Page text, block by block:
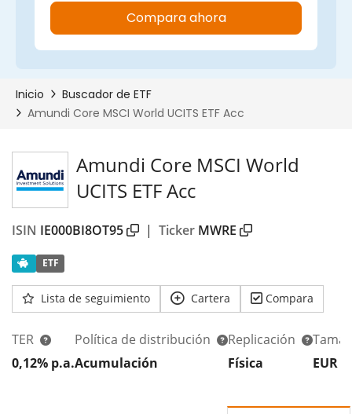
Amundi Core MSCI World
UCITS ETF Acc
ISIN IE000BI8OT95 | Ticker MWRE
ETF
Lista de seguimiento Cartera Compara
TER
0,12% p.a.
Política de distribución
Acumulación
Replicación
Física
EUR